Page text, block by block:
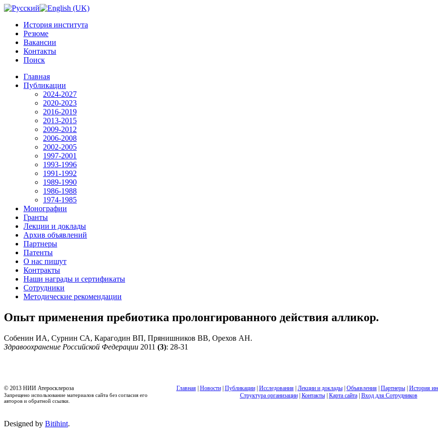
История института
Резюме
Вакансии
Контакты
Поиск
Главная
Публикации
2024-2027
2020-2023
2016-2019
2013-2015
2009-2012
2006-2008
2002-2005
1997-2001
1993-1996
1991-1992
1989-1990
1986-1988
1974-1985
Монографии
Гранты
Лекции и доклады
Архив объявлений
Партнеры
Патенты
О нас пишут
Контракты
Наши награды и сертификаты
Сотрудники
Методические рекомендации
Опыт применения пребиотика пролонгированного действия алликор.
Собенин ИА, Сурнин СА, Карагодин ВП, Прянишников ВВ, Орехов АН.
Здравоохранение Российской Федерации 2011 (3): 28-31
© 2013 НИИ Атеросклероза
Запрещено использование материалов сайта без согласия его
авторов и обратной ссылки.
Главная| Новости| Публикации| Исследования| Лекции и доклады| Объявления| Партнеры| История
Структура организации| Контакты| Карта сайта| Вход для Сотрудников
Designed by Bitihint.